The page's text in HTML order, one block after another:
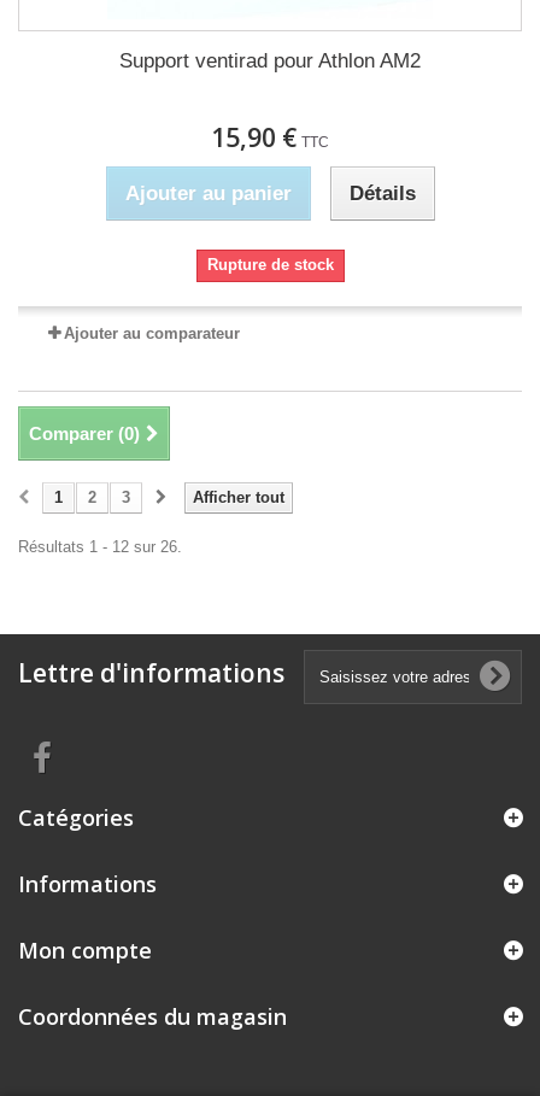
Support ventirad pour Athlon AM2
15,90 € TTC
Ajouter au panier Détails
Rupture de stock
Ajouter au comparateur
Comparer (0)
Afficher tout
1 2 3
Résultats 1 - 12 sur 26.
Lettre d'informations
Catégories
Informations
Mon compte
Coordonnées du magasin